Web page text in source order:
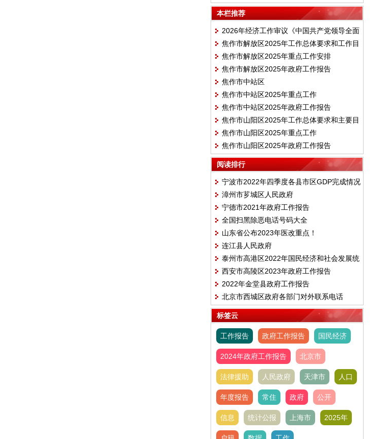
本栏推荐
2026年经济工作审议《中国共产党领导全面
依法治国工作条例》
焦作市解放区2025年工作总体要求和工作目
标
焦作市解放区2025年重点工作安排
焦作市解放区2025年政府工作报告
焦作市中站区
焦作市中站区2025年重点工作
焦作市中站区2025年政府工作报告
焦作市山阳区2025年工作总体要求和主要目
标
焦作市山阳区2025年重点工作
焦作市山阳区2025年政府工作报告
阅读排行
宁波市2022年四季度各县市区GDP完成情况
漳州市芗城区人民政府
宁德市2021年政府工作报告
全国扫黑除恶电话号码大全
山东省公布2023年医改重点！
连江县人民政府
泰州市高港区2022年国民经济和社会发展统
计公报
西安市高陵区2023年政府工作报告
2022年金堂县政府工作报告
北京市西城区政府各部门对外联系电话
标签云
工作报告 政府工作报告 国民经济
2024年政府工作报告 北京市
法律援助 人民政府 天津市 人口
年度报告 常住 政府 公开
信息 统计公报 上海市 2025年